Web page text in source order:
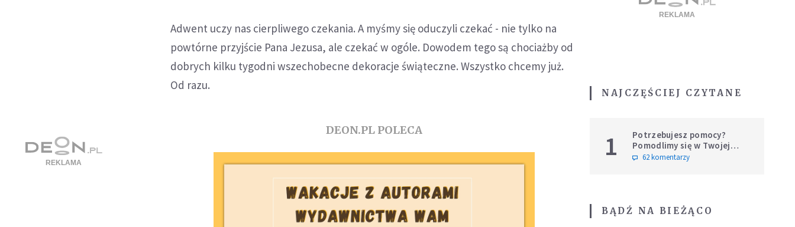
Adwent uczy nas cierpliwego czekania. A myśmy się oduczyli czekać - nie tylko na
powtórne przyjście Pana Jezusa, ale czekać w ogóle. Dowodem tego są chociażby od
dobrych kilku tygodni wszechobecne dekoracje świąteczne. Wszystko chcemy już.
Od razu.
DEON.PL POLECA
NAJCZĘŚCIEJ CZYTANE
1
Potrzebujesz pomocy?
Pomodlimy się w Twojej
intencji
62 komentarzy
BĄDŹ NA BIEŻĄCO